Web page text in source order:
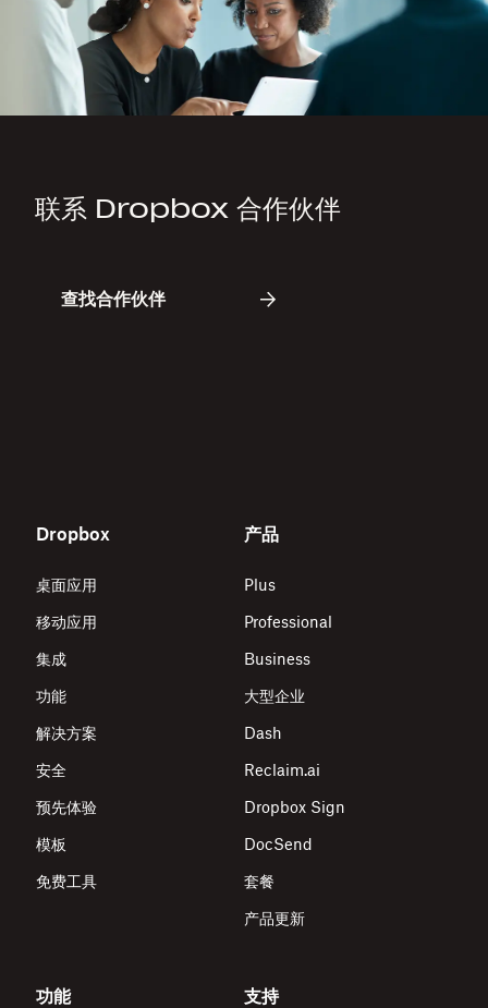
联系 Dropbox 合作伙伴
查找合作伙伴
Dropbox
桌面应用
移动应用
集成
功能
解决方案
安全
预先体验
模板
免费工具
产品
Plus
Professional
Business
大型企业
Dash
Reclaim.ai
Dropbox Sign
DocSend
套餐
产品更新
功能 支持